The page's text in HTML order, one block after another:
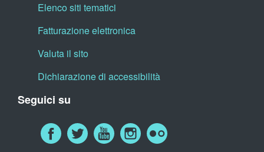
Elenco siti tematici
Fatturazione elettronica
Valuta il sito
Dichiarazione di accessibilità
Seguici su